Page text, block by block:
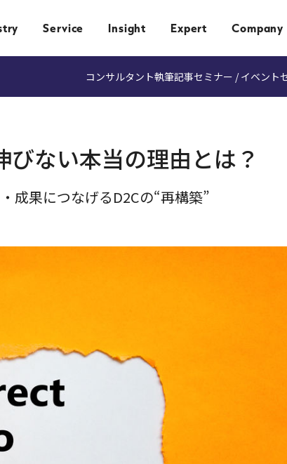
Service Insight Expert Company
コンサルタント執筆記事セミナー / イベント
ない本当の理由とは？
成果につなげるD2Cの“再構築”